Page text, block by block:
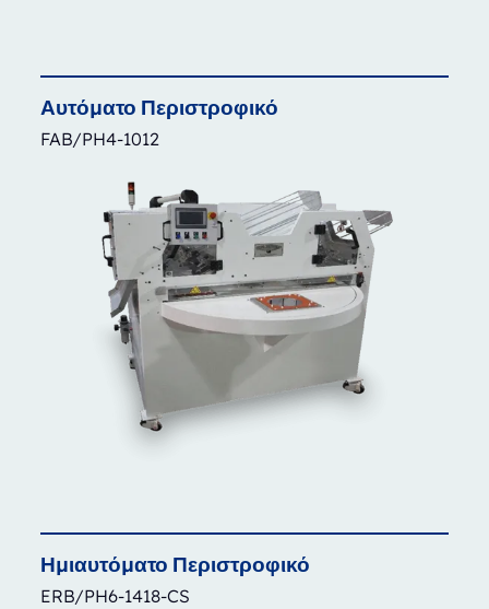
Αυτόματο Περιστροφικό
FAB/PH4-1012
Ημιαυτόματο Περιστροφικό
ERB/PH6-1418-CS